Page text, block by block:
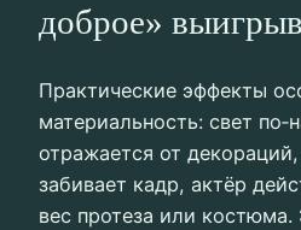
доброе»
Практические эффекты
материальность: свет
отражается от
забивает кадр, актёр
вес протеза или костюма.